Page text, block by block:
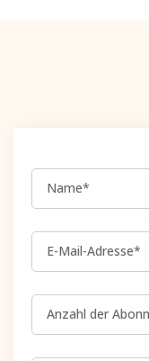
Name*
E-Mail-Adresse*
Anzahl der